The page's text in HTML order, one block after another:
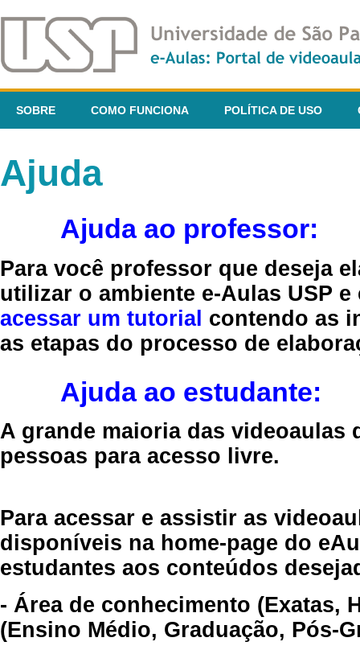
SOBRE COMO FUNCIONA POLÍTICA DE USO
Ajuda
Ajuda ao professor:
Para você professor que deseja
utilizar o ambiente e-Aulas USP
acessar um tutorial contendo as
as etapas do processo de
Ajuda ao estudante:
A grande maioria das videoaulas
pessoas para acesso livre.
Para acessar e assistir as
disponíveis na home-page do
estudantes aos conteúdos
- Área de conhecimento (Exatas,
(Ensino Médio, Graduação, Pós-